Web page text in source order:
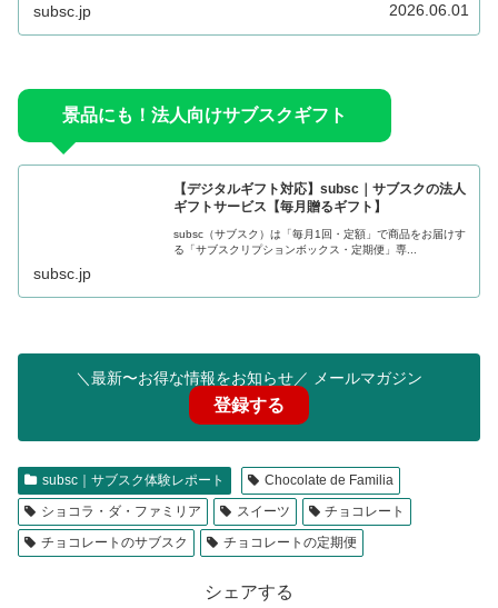
subsc.jp 2026.06.01
景品にも！法人向けサブスクギフト
【デジタルギフト対応】subsc｜サブスクの法人
ギフトサービス【毎月贈るギフト】
subsc（サブスク）は「毎月1回・定額」で商品をお届けす
る「サブスクリプションボックス・定期便」専...
subsc.jp
＼最新〜お得な情報をお知らせ／ メールマガジン
登録する
subsc｜サブスク体験レポート
Chocolate de Familia
ショコラ・ダ・ファミリア
スイーツ
チョコレート
チョコレートのサブスク
チョコレートの定期便
シェアする